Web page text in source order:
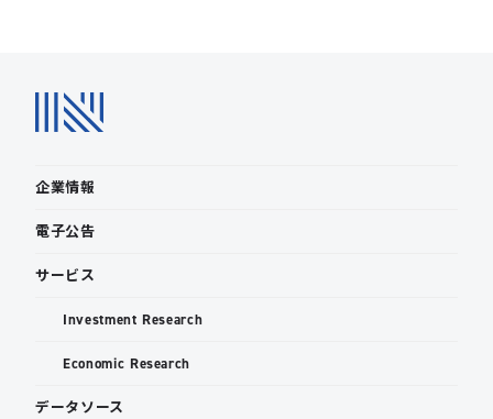
企業情報
電子公告
サービス
Investment Research
Economic Research
データソース